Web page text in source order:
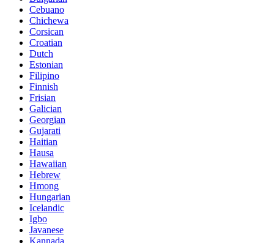
Cebuano
Chichewa
Corsican
Croatian
Dutch
Estonian
Filipino
Finnish
Frisian
Galician
Georgian
Gujarati
Haitian
Hausa
Hawaiian
Hebrew
Hmong
Hungarian
Icelandic
Igbo
Javanese
Kannada